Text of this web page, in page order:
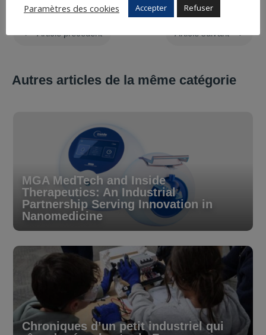
# Article précédent Article suivant $
Autres articles de la même catégorie
MGA MedTech and Inside
Therapeutics: An Industrial
Partnership Serving Innovation in
Nanomedicine
Chroniques d’un petit industriel qui
Paramètres des cookies
Accepter Refuser